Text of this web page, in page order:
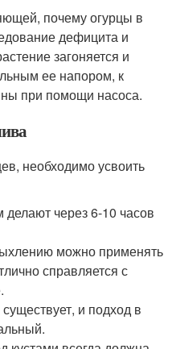
почему огурцы в
дефицита и
загоняется и
ее напором, к
при помощи насоса.
необходимо усвоить
через 6-10 часов
можно применять
справляется с
и подход в